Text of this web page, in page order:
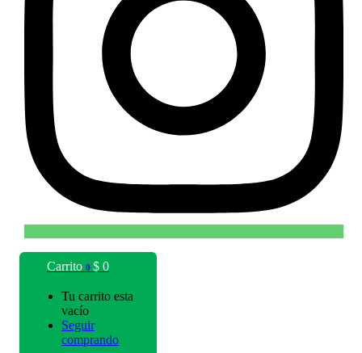
Carrito 0 $ 0
Tu carrito esta
vacío
Seguir
comprando